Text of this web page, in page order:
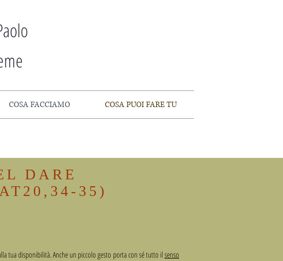
COSA FACCIAMO COSA PUOI FARE TU
DARE
35)
tua disponibilità. Anche un piccolo gesto porta con sé tutto ilsenso